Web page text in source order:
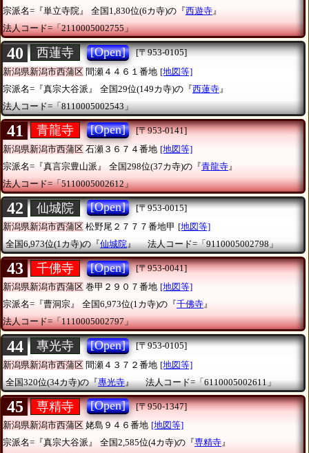
宗派名=『単立寺院』
全国1,830位(6カ寺)の『西遊寺』
法人コード=「2110005002755」
40 西蓮寺 [Open]
[〒953-0105]
新潟県新潟市西蒲区 間瀬４４６１番地 [地図等]
宗派名=『真宗大谷派』
全国29位(149カ寺)の『西蓮寺 』
法人コード=「8110005002543」
41 青龍寺 [Open]
[〒953-0141]
新潟県新潟市西蒲区 石瀬３６７４番地 [地図等]
宗派名=『真言宗豊山派』
全国298位(37カ寺)の『青龍寺 』
法人コード=「5110005002612」
42 仙城院 [Open]
[〒953-0015]
新潟県新潟市西蒲区 松野尾２７７７番地甲 [地図等]
全国6,973位(1カ寺)の『仙城院』 法人コード=「9110005002798」
43 千佛寺 [Open]
[〒953-0041]
新潟県新潟市西蒲区 巻甲２９０７番地 [地図等]
宗派名=『曹洞宗』
全国6,973位(1カ寺)の『千佛寺』
法人コード=「1110005002797」
44 專光寺 [Open]
[〒953-0105]
新潟県新潟市西蒲区 間瀬４３７２番地 [地図等]
全国320位(34カ寺)の『專光寺』 法人コード=「6110005002611」
45 専精寺 [Open]
[〒950-1347]
新潟県新潟市西蒲区 姥島９４６番地 [地図等]
宗派名=『真宗大谷派』
全国2,585位(4カ寺)の『専精寺』